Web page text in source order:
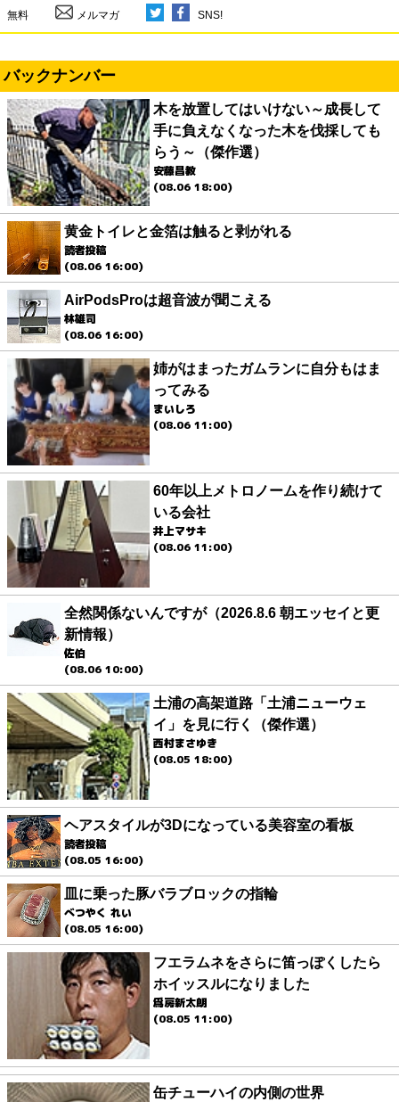
無料 メルマガ SNS!
バックナンバー
木を放置してはいけない～成長して
手に負えなくなった木を伐採しても
らう～（傑作選）
安藤昌教
(08.06 18:00)
黄金トイレと金箔は触ると剥がれる
読者投稿
(08.06 16:00)
AirPodsProは超音波が聞こえる
林雄司
(08.06 16:00)
姉がはまったガムランに自分もはま
ってみる
まいしろ
(08.06 11:00)
60年以上メトロノームを作り続けて
いる会社
井上マサキ
(08.06 11:00)
全然関係ないんですが（2026.8.6 朝エッセイと更
新情報）
佐伯
(08.06 10:00)
土浦の高架道路「土浦ニューウェ
イ」を見に行く（傑作選）
西村まさゆき
(08.05 18:00)
ヘアスタイルが3Dになっている美容室の看板
読者投稿
(08.05 16:00)
皿に乗った豚バラブロックの指輪
べつやく れい
(08.05 16:00)
フエラムネをさらに笛っぽくしたら
ホイッスルになりました
爲房新太朗
(08.05 11:00)
缶チューハイの内側の世界